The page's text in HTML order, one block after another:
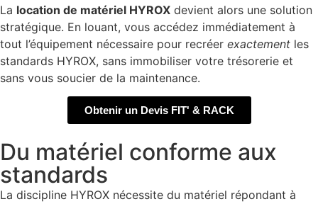
La location de matériel HYROX devient alors une solution
stratégique. En louant, vous accédez immédiatement à
tout l’équipement nécessaire pour recréer exactement les
standards HYROX, sans immobiliser votre trésorerie et
sans vous soucier de la maintenance.
Obtenir un Devis FIT' & RACK
Du matériel conforme aux
standards
La discipline HYROX nécessite du matériel répondant à